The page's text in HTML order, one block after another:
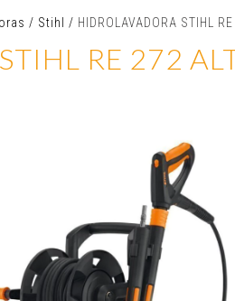
/ Stihl / HIDROLAVADORA STIHL
RE 272